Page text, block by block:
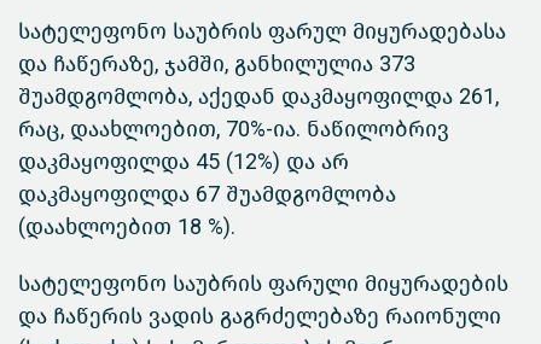
სატელეფონო საუბრის ფარულ მიყურადებასა
და ჩაწერაზე, ჯამში, განხილულია 373
შუამდგომლობა, აქედან დაკმაყოფილდა 261,
რაც, დაახლოებით, 70%-ია. ნაწილობრივ
დაკმაყოფილდა 45 (12%) და არ
დაკმაყოფილდა 67 შუამდგომლობა
(დაახლოებით 18 %).
სატელეფონო საუბრის ფარული მიყურადების
და ჩაწერის ვადის გაგრძელებაზე რაიონული